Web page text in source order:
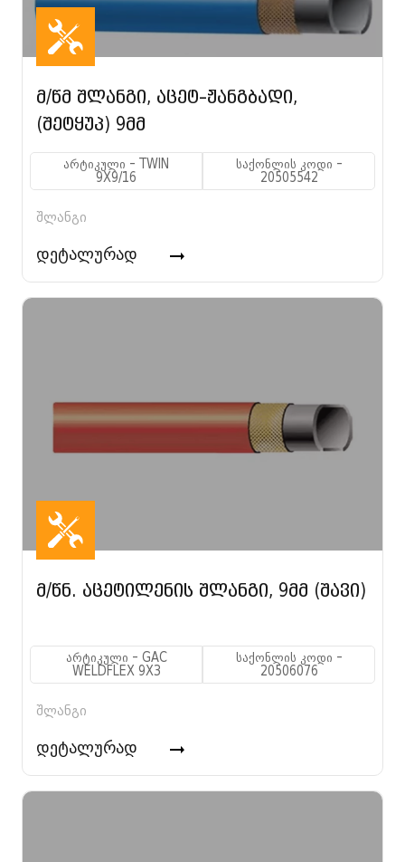
მ/წმ შლანგი, აცეტ–ჟანგბადი,
(შეტყუპ) 9მმ
არტიკული - TWIN
9X9/16
საქონლის კოდი -
20505542
შლანგი
დეტალურად
მ/წნ. აცეტილენის შლანგი, 9მმ (შავი)
არტიკული - GAC
WELDFLEX 9X3
საქონლის კოდი -
20506076
შლანგი
დეტალურად